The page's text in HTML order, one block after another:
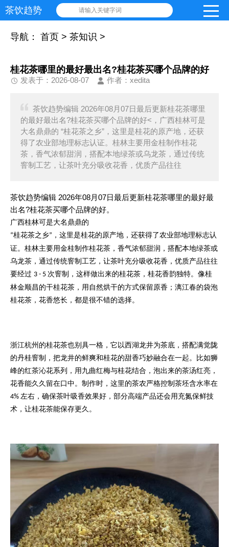
茶饮趋势 请输入关键字词
导航： 首页 > 茶知识 >
桂花茶哪里的最好最出名?桂花茶买哪个品牌的好
发表于：2026-08-07 作者：xedita
茶饮趋势编辑 2026年08月07日最后更新桂花茶哪里
的最好最出名?桂花茶买哪个品牌的好<，广西桂林可是
大名鼎鼎的 “桂花茶之乡”，这里是桂花的原产地，还获
得了农业部地理标志认证。桂林主要用金桂制作桂花
茶，香气浓郁甜润，搭配本地绿茶或乌龙茶，通过传统
窨制工艺，让茶叶充分吸收花香，优质产品往往
茶饮趋势编辑 2026年08月07日最后更新桂花茶哪里的最好最
出名?桂花茶买哪个品牌的好。
广西桂林可是大名鼎鼎的
“桂花茶之乡” ，这里是桂花的原产地，还获得了农业部地理标志认
证。桂林主要用金桂制作桂花茶，香气浓郁甜润，搭配本地绿茶或
乌龙茶，通过传统窨制工艺，让茶叶充分吸收花香，优质产品往往
要经过 3 - 5 次窨制，这样做出来的桂花茶，桂花香韵独特。像桂
林金顺昌的干桂花茶，用自然烘干的方式保留原香；漓江春的袋泡
桂花茶，花香悠长，都是很不错的选择。
浙江杭州的桂花茶也别具一格，它以西湖龙井为茶底，搭配满觉陇
的丹桂窨制，把龙井的鲜爽和桂花的甜香巧妙融合在一起。比如狮
峰的红茶沁花系列，用九曲红梅与桂花结合，泡出来的茶汤红亮，
花香能久久留在口中。制作时，这里的茶农严格控制茶坯含水率在
4% 左右，确保茶叶吸香效果好，部分高端产品还会用充氮保鲜技
术，让桂花茶能保存更久。